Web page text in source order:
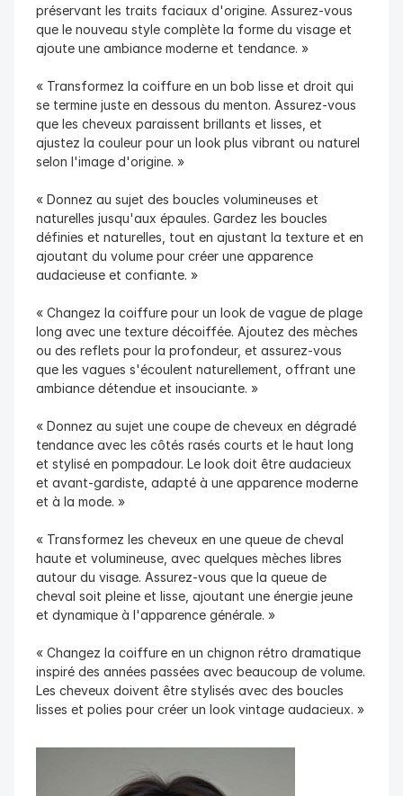
préservant les traits faciaux d'origine. Assurez-vous
que le nouveau style complète la forme du visage et
ajoute une ambiance moderne et tendance. »
« Transformez la coiffure en un bob lisse et droit qui
se termine juste en dessous du menton. Assurez-vous
que les cheveux paraissent brillants et lisses, et
ajustez la couleur pour un look plus vibrant ou naturel
selon l'image d'origine. »
« Donnez au sujet des boucles volumineuses et
naturelles jusqu'aux épaules. Gardez les boucles
définies et naturelles, tout en ajustant la texture et en
ajoutant du volume pour créer une apparence
audacieuse et confiante. »
« Changez la coiffure pour un look de vague de plage
long avec une texture décoiffée. Ajoutez des mèches
ou des reflets pour la profondeur, et assurez-vous
que les vagues s'écoulent naturellement, offrant une
ambiance détendue et insouciante. »
« Donnez au sujet une coupe de cheveux en dégradé
tendance avec les côtés rasés courts et le haut long
et stylisé en pompadour. Le look doit être audacieux
et avant-gardiste, adapté à une apparence moderne
et à la mode. »
« Transformez les cheveux en une queue de cheval
haute et volumineuse, avec quelques mèches libres
autour du visage. Assurez-vous que la queue de
cheval soit pleine et lisse, ajoutant une énergie jeune
et dynamique à l'apparence générale. »
« Changez la coiffure en un chignon rétro dramatique
inspiré des années passées avec beaucoup de volume.
Les cheveux doivent être stylisés avec des boucles
lisses et polies pour créer un look vintage audacieux. »